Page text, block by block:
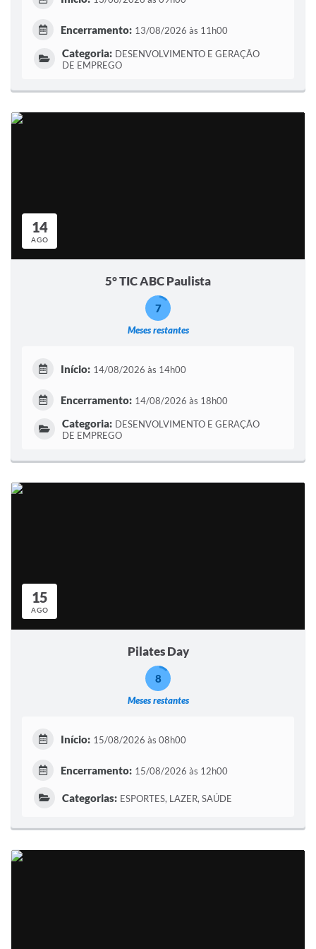
Encerramento: 13/08/2026 às 11h00
Categoria: DESENVOLVIMENTO E GERAÇÃO
DE EMPREGO
14
AGO
5° TIC ABC Paulista
Meses restantes
7
Início: 14/08/2026 às 14h00
Encerramento: 14/08/2026 às 18h00
Categoria: DESENVOLVIMENTO E GERAÇÃO
DE EMPREGO
15
AGO
Pilates Day
Meses restantes
8
Início: 15/08/2026 às 08h00
Encerramento: 15/08/2026 às 12h00
Categorias: ESPORTES, LAZER, SAÚDE